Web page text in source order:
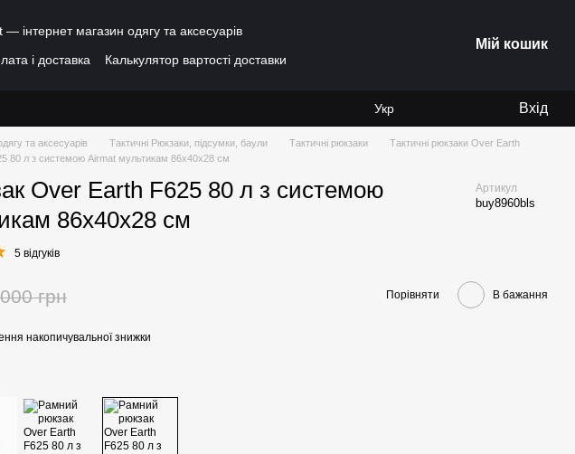
— інтернет магазин одягу та аксесуарів
і доставка
Калькулятор вартості доставки
Мій кошик
Укр Вхід
та аксесуарів Тактичні Рюкзаки, підсумки, баули Тактичні рюкзаки
Тактичні рюкзаки Over Earth
80 л з системою Airmat мультикам 86х40х28 см
Over Earth F625 80 л з системою
86х40х28 см
Артикул
buy8960bls
5 відгуків
грн Порівняти В бажання
накопичувальної знижки